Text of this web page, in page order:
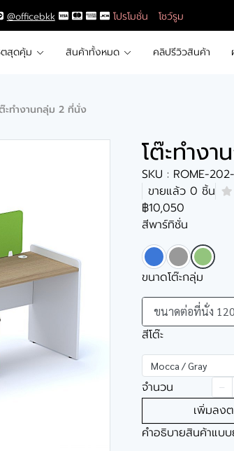
@officebkk โปรโมชั่น โชว์รูม
ตสุดคุ้ม สินค้าทั้งหมด คลิปรีวิวสินค้า
ะทำงานกลุ่ม 2 ที่นั่ง
โต๊ะทำง
SKU : ROME-202-
ขายแล้ว 0 ชิ้น
฿10,050
สีพาร์ทิชั่น
ขนาดโต๊ะกลุ่ม
ขนาดต่อที่นั่ง
สีโต๊ะ
Mocca / Gray
จำนวน
เพิ่มลงต
คำอธิบายสินค้าแบ